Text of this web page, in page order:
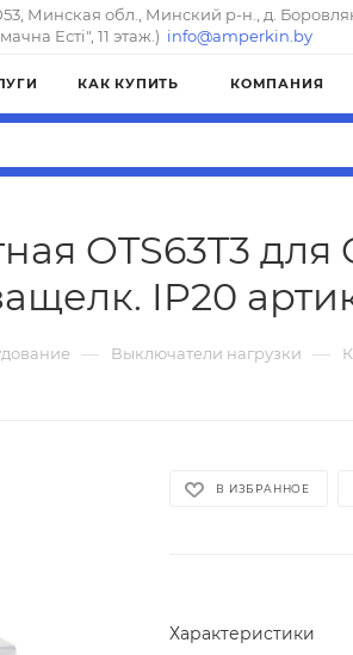
Минская обл., Минский р-н., д.
Естi", 11 этаж.) info@amperkin.by
КАК КУПИТЬ КОМПАНИЯ
OTS63T3 для
IP20
— Выключатели нагрузки —
В ИЗБРАННОЕ
Характеристики